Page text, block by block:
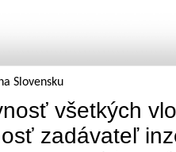
Slovensku
všetkých
zadávateľ